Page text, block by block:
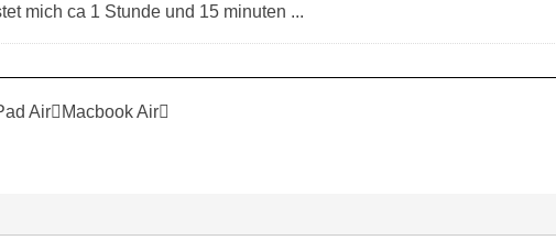
mich ca 1 Stunde und 15 minuten ...
AirMacbook Air